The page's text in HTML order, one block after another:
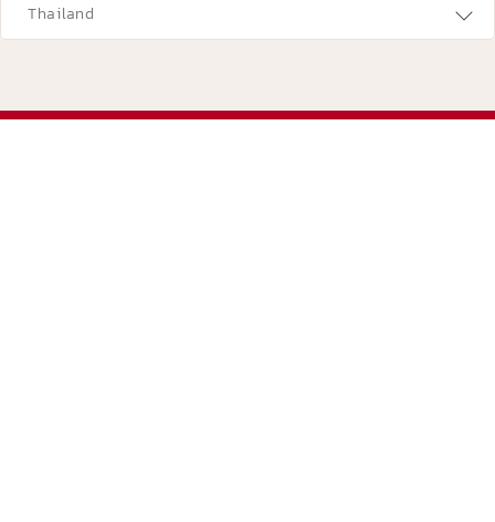
Thailand